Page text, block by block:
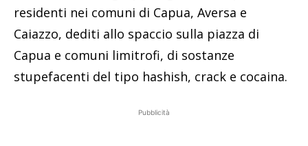
residenti nei comuni di Capua, Aversa e
Caiazzo, dediti allo spaccio sulla piazza di
Capua e comuni limitrofi, di sostanze
stupefacenti del tipo hashish, crack e cocaina.
Pubblicità